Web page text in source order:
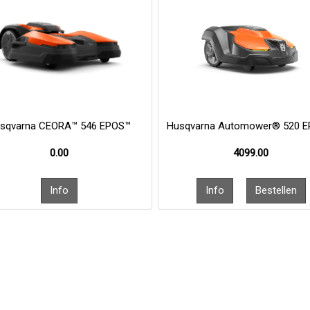
CEORA™ 546 EPOS™
0.00
Husqvarna Automower® 520
4099.00